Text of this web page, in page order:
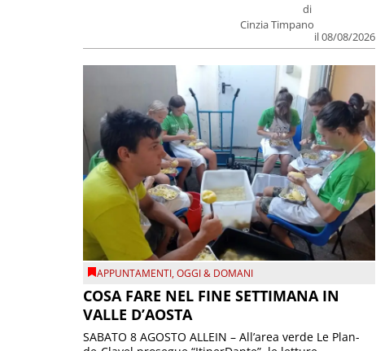
di
Cinzia Timpano
il 08/08/2026
APPUNTAMENTI,OGGI & DOMANI
COSA FARE NEL FINE SETTIMANA IN
VALLE D’AOSTA
SABATO 8 AGOSTO ALLEIN – All’area verde Le Plan-